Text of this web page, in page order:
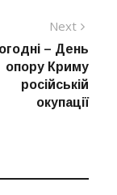
Next
– День
опору Криму
російській
окупації